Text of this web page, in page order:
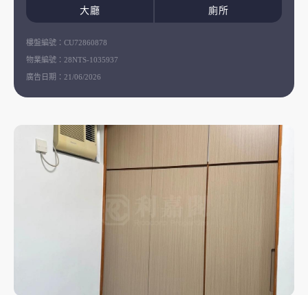
大廳 廁所
樓盤編號： CU72860878
物業編號： 28NTS-1035937
廣告日期： 21/06/2026